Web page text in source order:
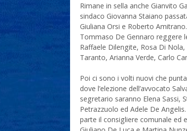
Rimane in sella anche Gianvito
sindaco Giovanna Staiano
Giuliana Orsi e Roberto
Tommaso De Gennaro reggere
Raffaele Dilengite, Rosa Di
Taranto, Arianna Verde, Carlo
Poi ci sono i volti nuovi che
dove l’elezione dell’avvocato
segretario saranno Elena Sassi,
Petrazzuolo ed Adele De
parte il consigliere comunale ed